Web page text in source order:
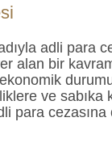
adli para
alan bir
ve sabıka
para